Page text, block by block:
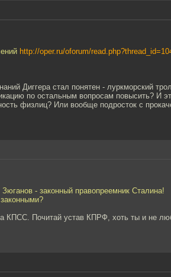
http://oper.ru/oforum/
Диггера стал понятен - луркморский
по остальным вопросам повысить? И
физлиц? Или вообще подросток с
- законный правопреемник Сталина!
а КПСС. Почитай устав КПРФ, хоть ты и не